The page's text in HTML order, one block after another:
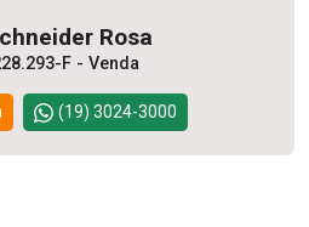
Rosa
F - Venda
(19) 3024-3000